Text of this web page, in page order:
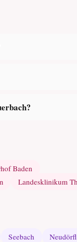
Baden
Landesklinikum
Seebach Neudörfl